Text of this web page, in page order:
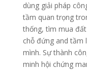
dùng giải pháp
tầm quan trọng
thống, tìm mua
chỗ đứng and tầm
mình. Sự thành
minh hội chứng